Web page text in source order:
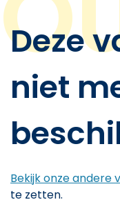
Deze
niet
Bekijk onze andere
te zetten.